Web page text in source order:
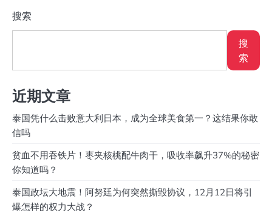
搜索
搜
索
近期文章
泰国凭什么击败意大利日本，成为全球美食第一？这结果你敢
信吗
贫血不用吞铁片！枣夹核桃配牛肉干，吸收率飙升37%的秘密
你知道吗？
泰国政坛大地震！阿努廷为何突然撕毁协议，12月12日将引
爆怎样的权力大战？